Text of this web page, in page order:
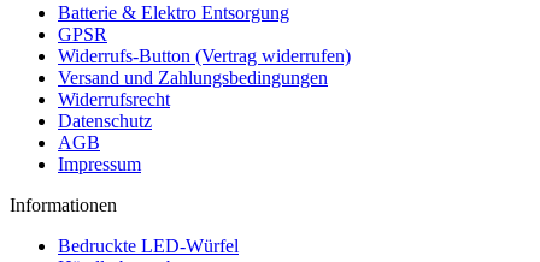
Batterie & Elektro Entsorgung
GPSR
Widerrufs-Button (Vertrag widerrufen)
Versand und Zahlungsbedingungen
Widerrufsrecht
Datenschutz
AGB
Impressum
Informationen
Bedruckte LED-Würfel